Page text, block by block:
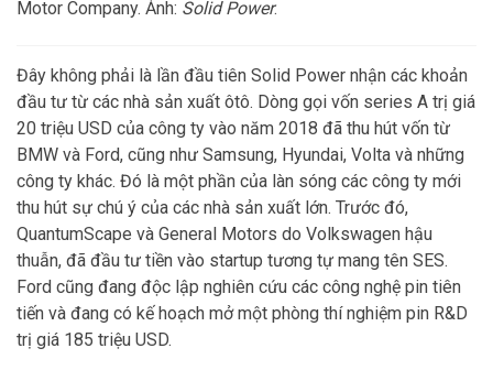
Motor Company. Ảnh: Solid Power.
Đây không phải là lần đầu tiên Solid Power nhận các khoản
đầu tư từ các nhà sản xuất ôtô. Dòng gọi vốn series A trị giá
20 triệu USD của công ty vào năm 2018 đã thu hút vốn từ
BMW và Ford, cũng như Samsung, Hyundai, Volta và những
công ty khác. Đó là một phần của làn sóng các công ty mới
thu hút sự chú ý của các nhà sản xuất lớn. Trước đó,
QuantumScape và General Motors do Volkswagen hậu
thuẫn, đã đầu tư tiền vào startup tương tự mang tên SES.
Ford cũng đang độc lập nghiên cứu các công nghệ pin tiên
tiến và đang có kế hoạch mở một phòng thí nghiệm pin R&D
trị giá 185 triệu USD.